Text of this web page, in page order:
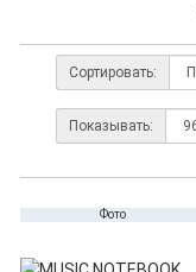
Сортировать:
Показывать:
Фото